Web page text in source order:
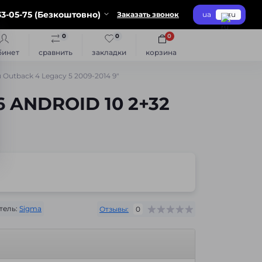
05-75 (Безкоштовно) Заказать звонок ua ru
сравнить
0
закладки
0
корзина
0
Outback 4 Legacy 5 2009-2014 9"
10 2+32
Sigma Отзывы: 0